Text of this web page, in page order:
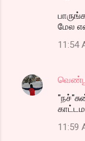
மேல
11:54
11:59